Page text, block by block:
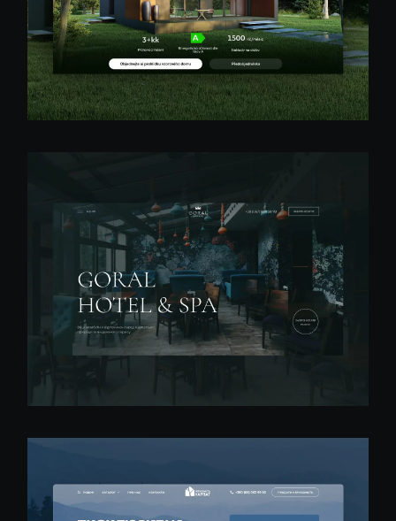
Розробка сайту на
Webflow для будівельної
компанії в Чехії
Деталі проекту
Розробка сайту для бутік-